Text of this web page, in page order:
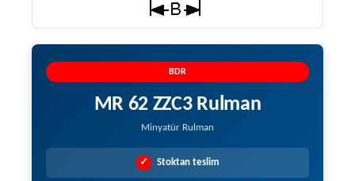
BDR
MR 62 ZZC3 Rulman
Minyatür Rulman
✓ Stoktan teslim